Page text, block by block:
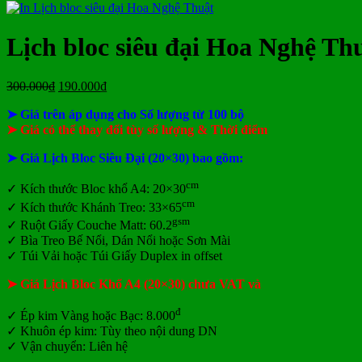
nay
tại
giá
Treo
Tường
giá
Bloc
Khổ
Đại
Mẫu
Tết
TLV
ở
lịch
Bloc
luận
Bảng
giá
Bàn
Lịch bloc siêu đại Hoa Nghệ
300.000₫ Giá
là:
300.000₫.
190.000₫Giá
tại
là:
➤ Giá trên áp dụng cho Số lượng từ 100 bộ
➤ Giá có thể thay đổi tùy số lượng & Thời điểm
➤ Giá Lịch Bloc Siêu Đại (20×30) bao gồm:
✓ Kích thước Bloc khổ A4: 20×30cm
✓ Kích thước Khánh Treo: 33×65cm
✓ Ruột Giấy Couche Matt: 60.2gsm
✓ Bìa Treo Bế Nổi, Dán Nổi hoặc Sơn Mài
✓ Túi Vải hoặc Túi Giấy Duplex in offset
➤ Giá Lịch Bloc Khổ A4 (20×30) chưa VAT và
✓ Ép kim Vàng hoặc Bạc: 8.000đ
✓ Khuôn ép kim: Tùy theo nội dung DN
✓ Vận chuyển: Liên hệ